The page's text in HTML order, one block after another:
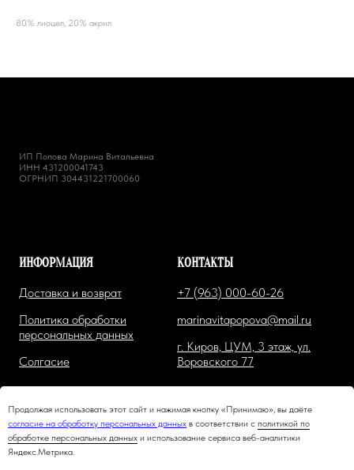
Продолжая использовать этот сайт и нажимая кнопку «Принимаю», вы даёте
согласие на обработку персональных данных в соответствии с политикой по
обработке персональных данных и использование сервиса веб-аналитики
Яндекс.Метрика.
80% лиоцел, 20% акрил
ИП Попова Марина Витальевна
ИНН 431200041743
ОГРНИП 304431221700060
ИНФОРМАЦИЯ
Доставка и возврат
Политика обработки
персональных данных
Солгасие
КОНТАКТЫ
+7 (963) 000-60-26
marinavitapopova@mail.ru
г. Киров, ЦУМ, 3 этаж, ул.
Воровского 77